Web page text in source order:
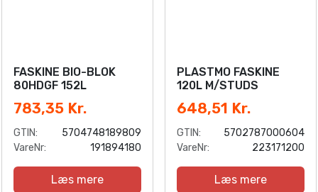
FASKINE BIO-BLOK
80HDGF 152L
783,35 Kr.
GTIN:
5704748189809
VareNr:
191894180
Læs mere
PLASTMO FASKINE
120L M/STUDS
648,51 Kr.
GTIN:
5702787000604
VareNr:
223171200
Læs mere